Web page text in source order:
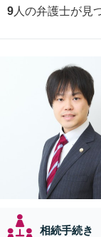
9 人の弁護士が見
相続手続き